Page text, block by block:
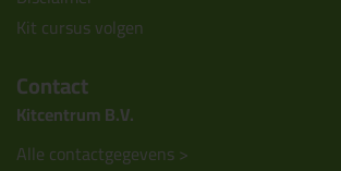
Kit cursus volgen
Contact
Kitcentrum B.V.
Alle contactgegevens >